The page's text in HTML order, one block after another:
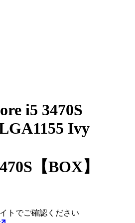
i5 3470S
Ivy
【BOX】
トでご確認ください